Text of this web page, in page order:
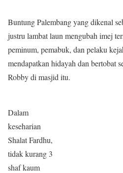
Buntung Palembang yang dikenal
justru lambat laun mengubah imej
peminum, pemabuk, dan pelaku
mendapatkan hidayah dan bertobat
Robby di masjid itu.
Dalam
keseharian
Shalat Fardhu,
tidak kurang 3
shaf kaum